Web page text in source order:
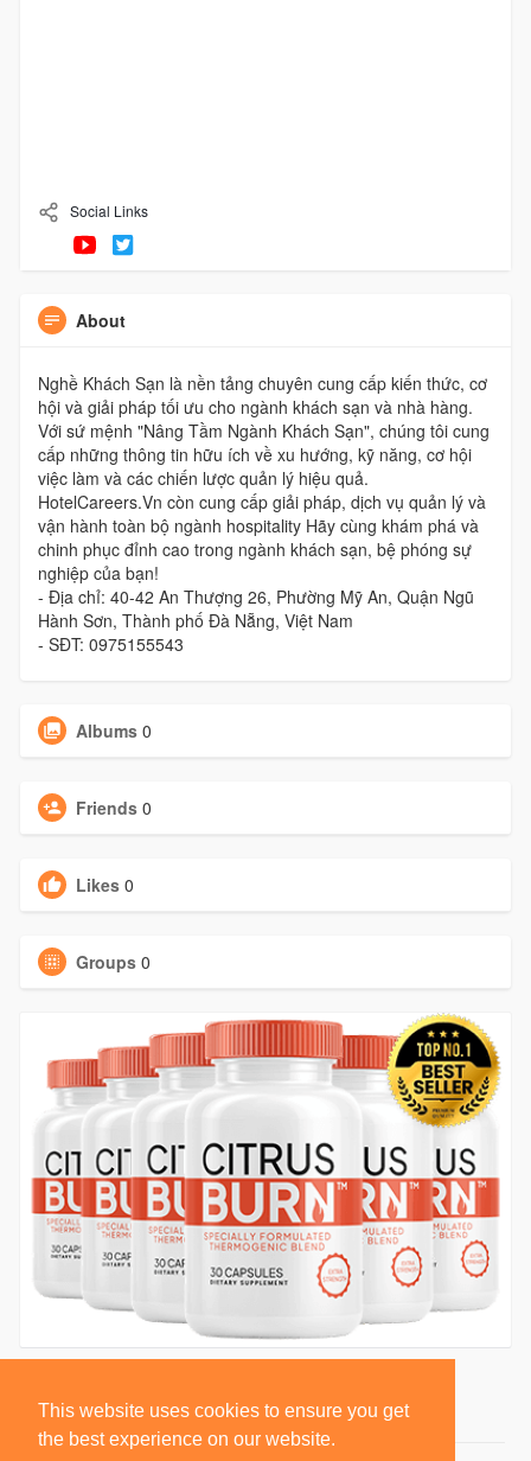
This website uses cookies to ensure you get
the best experience on our website.
Social Links
About
Nghề Khách Sạn là nền tảng chuyên cung cấp kiến thức, cơ
hội và giải pháp tối ưu cho ngành khách sạn và nhà hàng.
Với sứ mệnh "Nâng Tầm Ngành Khách Sạn", chúng tôi cung
cấp những thông tin hữu ích về xu hướng, kỹ năng, cơ hội
việc làm và các chiến lược quản lý hiệu quả.
HotelCareers.Vn còn cung cấp giải pháp, dịch vụ quản lý và
vận hành toàn bộ ngành hospitality Hãy cùng khám phá và
chinh phục đỉnh cao trong ngành khách sạn, bệ phóng sự
nghiệp của bạn!
- Địa chỉ: 40-42 An Thượng 26, Phường Mỹ An, Quận Ngũ
Hành Sơn, Thành phố Đà Nẵng, Việt Nam
- SĐT: 0975155543
Albums 0
Friends 0
Likes 0
Groups 0